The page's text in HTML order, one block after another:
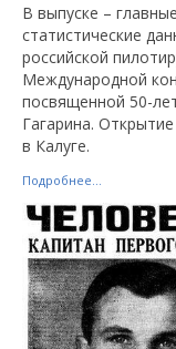
В выпуске –
статистические
российской
Международной
посвященной 50-
Гагарина.
в Калуге.
Подробнее...